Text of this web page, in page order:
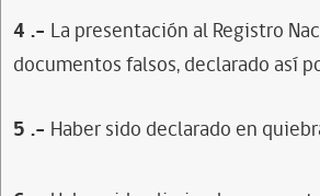
4 .- La presentación al Registro
documentos falsos, declarado así
5 .- Haber sido declarado en